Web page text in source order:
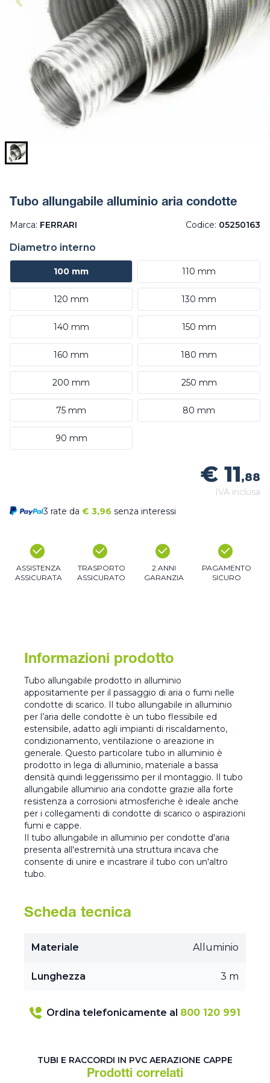
Tubo allungabile alluminio aria condotte
Marca: FERRARI Codice: 05250163
Diametro interno
100 mm 110 mm
120 mm 130 mm
140 mm 150 mm
160 mm 180 mm
200 mm 250 mm
75 mm 80 mm
90 mm
€ 11,88
IVA inclusa
3 rate da € 3,96 senza interessi
ASSISTENZA
ASSICURATA
TRASPORTO
ASSICURATO
2 ANNI
GARANZIA
PAGAMENTO
SICURO
Informazioni prodotto
Tubo allungabile prodotto in alluminio
appositamente per il passaggio di aria o fumi nelle
condotte di scarico. Il tubo allungabile in alluminio
per l’aria delle condotte è un tubo flessibile ed
estensibile, adatto agli impianti di riscaldamento,
condizionamento, ventilazione o areazione in
generale. Questo particolare tubo in alluminio è
prodotto in lega di alluminio, materiale a bassa
densità quindi leggerissimo per il montaggio. Il tubo
allungabile alluminio aria condotte grazie alla forte
resistenza a corrosioni atmosferiche è ideale anche
per i collegamenti di condotte di scarico o aspirazioni
fumi e cappe.
Il tubo allungabile in alluminio per condotte d'aria
presenta all'estremità una struttura incava che
consente di unire e incastrare il tubo con un'altro
tubo.
Scheda tecnica
Materiale Alluminio
Lunghezza 3 m
Ordina telefonicamente al 800 120 991
TUBI E RACCORDI IN PVC AERAZIONE CAPPE
Prodotti correlati